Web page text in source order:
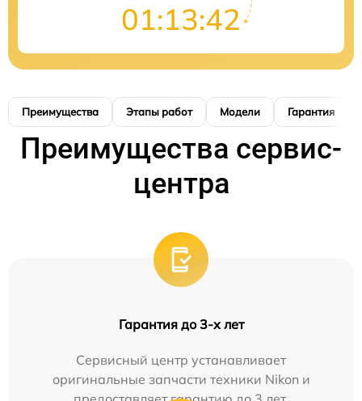
01:13:41
Преимущества Этапы работ Модели Гарантия
Преимущества сервис-
центра
Гарантия до 3-х лет
Сервисный центр устанавливает
оригинальные запчасти техники Nikon и